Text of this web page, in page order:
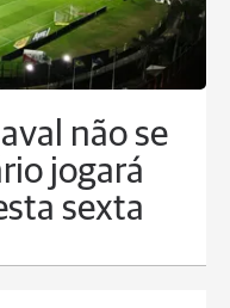
não se
jogará
sexta